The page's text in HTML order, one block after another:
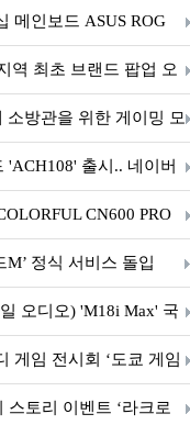
메인보드 ASUS ROG
정
역 최초 브랜드 팝업 오
방관을 위한 게이밍 모
'ACH108' 출시.. 네이버
CN600 PRO
M’ 정식 서비스 돌입
오디오) 'M18i Max' 국
게임 전시회 ‘도쿄 게임
스토리 이벤트 ‘라크로